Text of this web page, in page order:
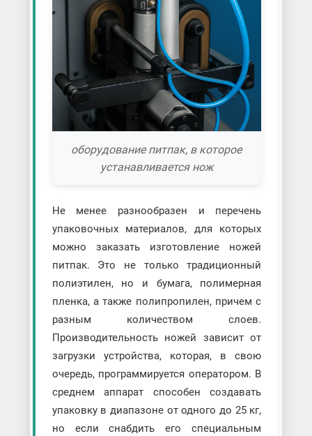
оборудование питпак, в которое
устанавливается нож
Не менее разнообразен и перечень
упаковочных материалов, для которых
можно заказать изготовление ножей
питпак. Это не только традиционный
полиэтилен, но и бумага, полимерная
пленка, а также полипропилен, причем с
разным количеством слоев.
Производительность ножей зависит от
загрузки устройства, которая, в свою
очередь, программируется оператором. В
среднем аппарат способен создавать
упаковку в диапазоне от одного до 25 кг,
но если снабдить его специальным